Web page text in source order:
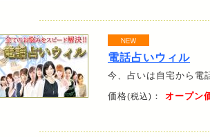
電話占いウィル
今、占いは自宅から電
価格(税込) ： オープン